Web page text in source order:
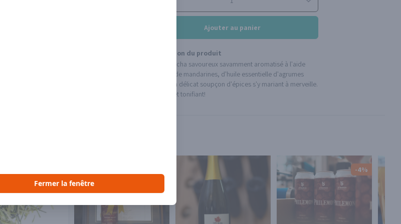
Ajouter au panier
Description du produit
Un thé sencha savoureux savamment aromatisé à l'aide
d'écorce de mandarines, d'huile essentielle d'agrumes
ainsi qu'un délicat soupçon d'épices s'y mariant à merveille.
Inspirant et tonifiant!
-4%
Fermer la fenêtre